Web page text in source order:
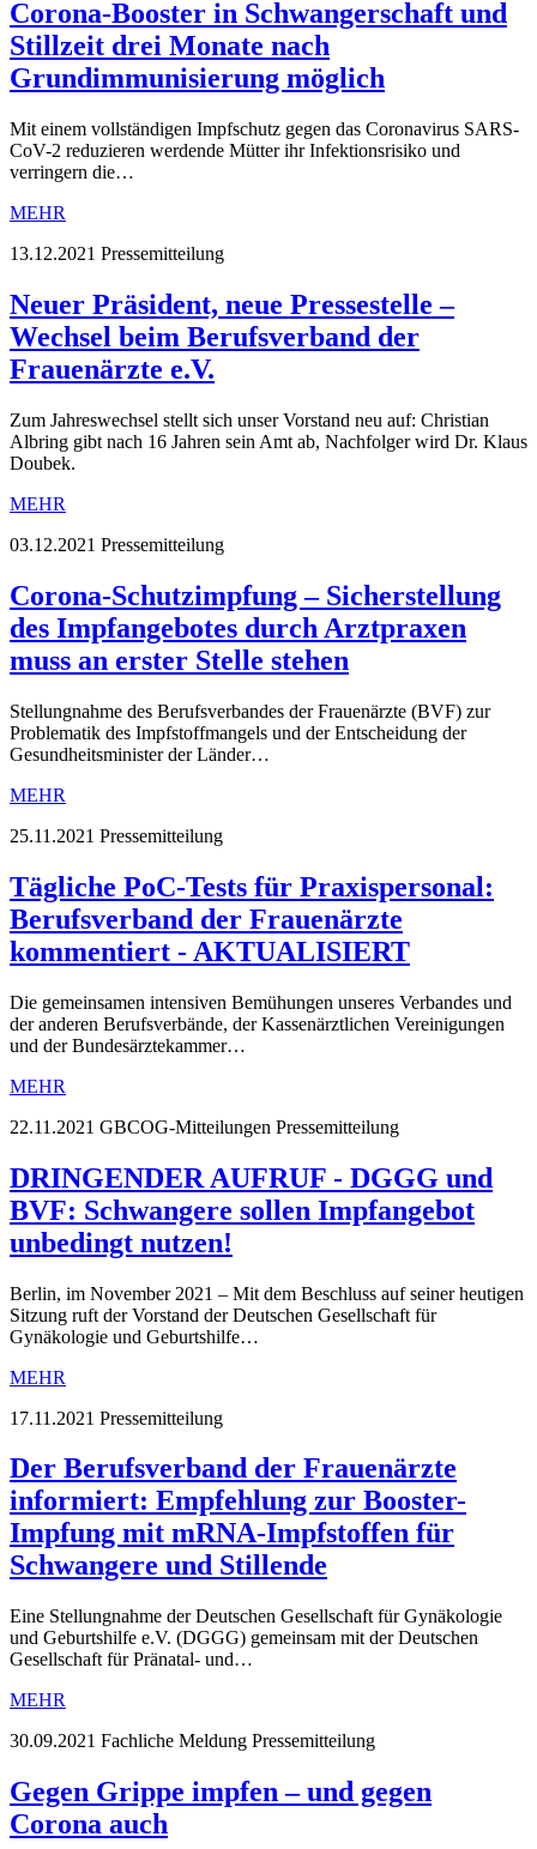
Corona-Booster in Schwangerschaft und
Stillzeit drei Monate nach
Grundimmunisierung möglich
Mit einem vollständigen Impfschutz gegen das Coronavirus SARS-
CoV-2 reduzieren werdende Mütter ihr Infektionsrisiko und
verringern die…
MEHR
13.12.2021 Pressemitteilung
Neuer Präsident, neue Pressestelle –
Wechsel beim Berufsverband der
Frauenärzte e.V.
Zum Jahreswechsel stellt sich unser Vorstand neu auf: Christian
Albring gibt nach 16 Jahren sein Amt ab, Nachfolger wird Dr. Klaus
Doubek.
MEHR
03.12.2021 Pressemitteilung
Corona-Schutzimpfung – Sicherstellung
des Impfangebotes durch Arztpraxen
muss an erster Stelle stehen
Stellungnahme des Berufsverbandes der Frauenärzte (BVF) zur
Problematik des Impfstoffmangels und der Entscheidung der
Gesundheitsminister der Länder…
MEHR
25.11.2021 Pressemitteilung
Tägliche PoC-Tests für Praxispersonal:
Berufsverband der Frauenärzte
kommentiert - AKTUALISIERT
Die gemeinsamen intensiven Bemühungen unseres Verbandes und
der anderen Berufsverbände, der Kassenärztlichen Vereinigungen
und der Bundesärztekammer…
MEHR
22.11.2021 GBCOG-Mitteilungen Pressemitteilung
DRINGENDER AUFRUF - DGGG und
BVF: Schwangere sollen Impfangebot
unbedingt nutzen!
Berlin, im November 2021 – Mit dem Beschluss auf seiner heutigen
Sitzung ruft der Vorstand der Deutschen Gesellschaft für
Gynäkologie und Geburtshilfe…
MEHR
17.11.2021 Pressemitteilung
Der Berufsverband der Frauenärzte
informiert: Empfehlung zur Booster-
Impfung mit mRNA-Impfstoffen für
Schwangere und Stillende
Eine Stellungnahme der Deutschen Gesellschaft für Gynäkologie
und Geburtshilfe e.V. (DGGG) gemeinsam mit der Deutschen
Gesellschaft für Pränatal- und…
MEHR
30.09.2021 Fachliche Meldung Pressemitteilung
Gegen Grippe impfen – und gegen
Corona auch